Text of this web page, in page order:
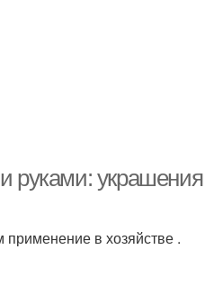
руками:
в хозяйстве .